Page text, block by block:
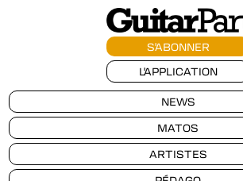
S'ABONNER
L'APPLICATION
NEWS
MATOS
ARTISTES